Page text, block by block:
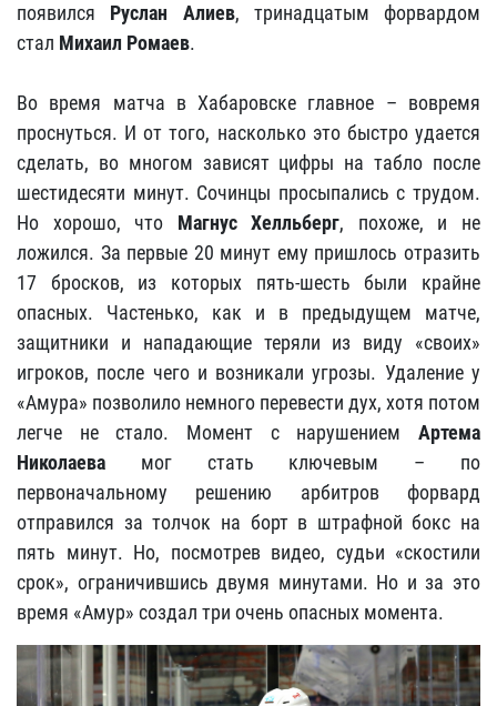
появился Руслан Алиев, тринадцатым форвардом
стал Михаил Ромаев.
Во время матча в Хабаровске главное – вовремя
проснуться. И от того, насколько это быстро удается
сделать, во многом зависят цифры на табло после
шестидесяти минут. Сочинцы просыпались с трудом.
Но хорошо, что Магнус Хелльберг, похоже, и не
ложился. За первые 20 минут ему пришлось отразить
17 бросков, из которых пять-шесть были крайне
опасных. Частенько, как и в предыдущем матче,
защитники и нападающие теряли из виду «своих»
игроков, после чего и возникали угрозы. Удаление у
«Амура» позволило немного перевести дух, хотя потом
легче не стало. Момент с нарушением Артема
Николаева мог стать ключевым – по
первоначальному решению арбитров форвард
отправился за толчок на борт в штрафной бокс на
пять минут. Но, посмотрев видео, судьи «скостили
срок», ограничившись двумя минутами. Но и за это
время «Амур» создал три очень опасных момента.